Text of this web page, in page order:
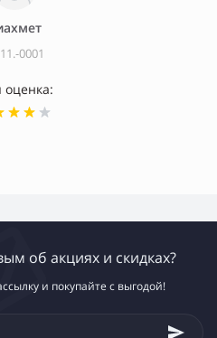
0001
об акциях и скидках?
и покупайте с выгодой!